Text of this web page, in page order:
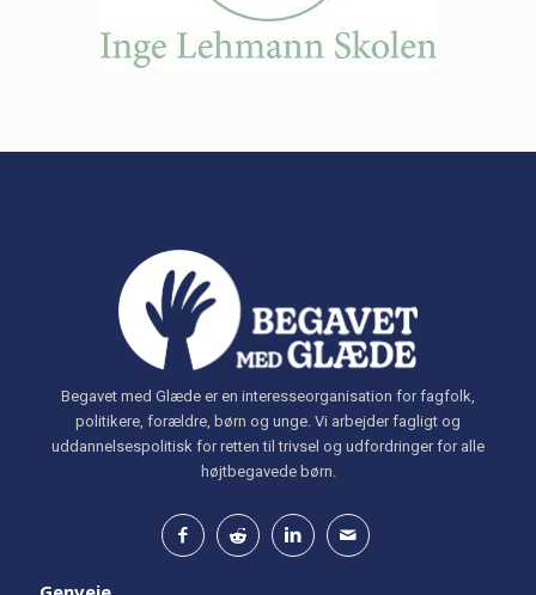
Begavet med Glæde er en interesseorganisation for fagfolk,
politikere, forældre, børn og unge. Vi arbejder fagligt og
uddannelsespolitisk for retten til trivsel og udfordringer for alle
højtbegavede børn.